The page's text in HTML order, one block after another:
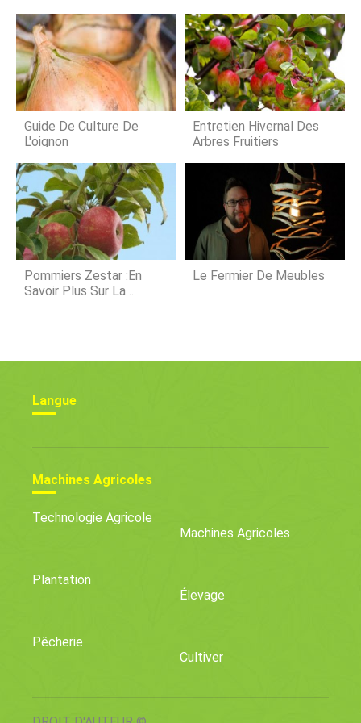
grumes sont transportées
simplement et en toute sécurité
jusquau disque décorçage via le
support incliné avec
:Tijera Star50 Mt.1, 50. FOPN.0574
:Tijera Star50 Mt.2, 00.
Guide De Culture De
L'oignon
Entretien Hivernal Des
Arbres Fruitiers
Pommiers Zestar :En
Savoir Plus Sur La
Le Fermier De Meubles
Langue
Machines Agricoles
Technologie Agricole
Machines Agricoles
Plantation
Élevage
Pêcherie
Cultiver